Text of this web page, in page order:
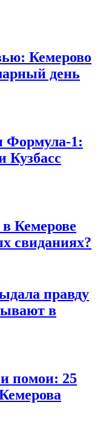
Кемерово
день
Формула-1:
Кузбасс
Кемерове
свиданиях?
правду
в
помои: 25